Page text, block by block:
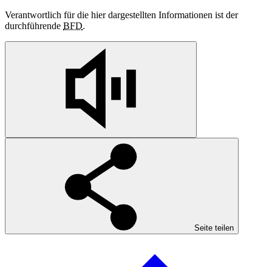
Verantwortlich für die hier dargestellten Informationen ist der
durchführende BFD.
Seite teilen